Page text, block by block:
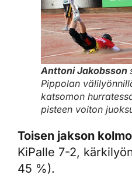
Anttoni Jakobsson
Pippolan
katsomon
pisteen voiton
Toisen jakson
KiPalle 7-2,
45 %).